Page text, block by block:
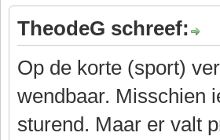
TheodeG schreef:
Op de korte (sport)
wendbaar. Misschien
sturend. Maar er valt